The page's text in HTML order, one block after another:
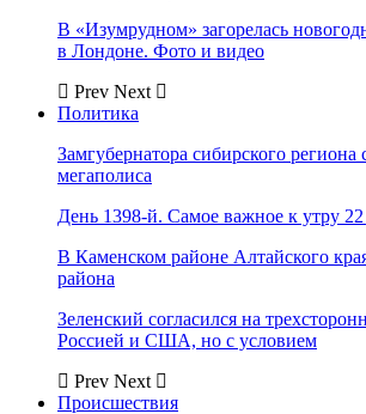
В «Изумрудном» загорелась
в Лондоне. Фото и видео
Prev Next
Политика
Замгубернатора сибирского региона
мегаполиса
День 1398-й. Самое важное к утру 22
В Каменском районе Алтайского
района
Зеленский согласился на
Россией и США, но с условием
Prev Next
Происшествия